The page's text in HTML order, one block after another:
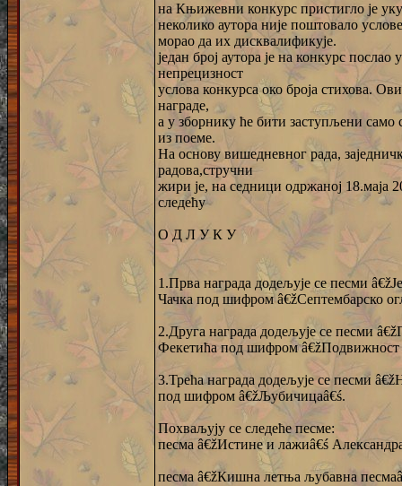
на Књижевни конкурс пристигло је
неколико аутора није поштовало
морао да их дисквалификује.
један број аутора је на конкурс
непрецизност
услова конкурса око броја стихова.
награде,
а у зборнику ће бити заступљени само
из поеме.
На основу вишедневног рада,
радова,стручни
жири је, на седници одржаној 18.маја
следећу
О Д Л У К У
1.Прва награда додељује се песми
Чачка под шифром â€žСептембарско
2.Друга награда додељује се песми
Фекетића под шифром â€žПодвижност
3.Трећа награда додељује се песми
под шифром â€žЉубичицаâ€ś.
Похваљују се следеће песме:
песма â€žИстине и лажиâ€ś
песма â€žКишна летња љубавна